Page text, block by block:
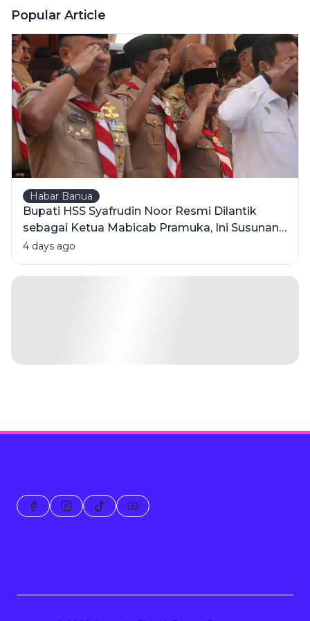
Juara di
Hati Orang
Indonesia?
Popular Article
Habar Banua
Bupati HSS Syafrudin Noor Resmi Dilantik
sebagai Ketua Mabicab Pramuka, Ini Susunan
Pengurus 2025-2030
4 days ago